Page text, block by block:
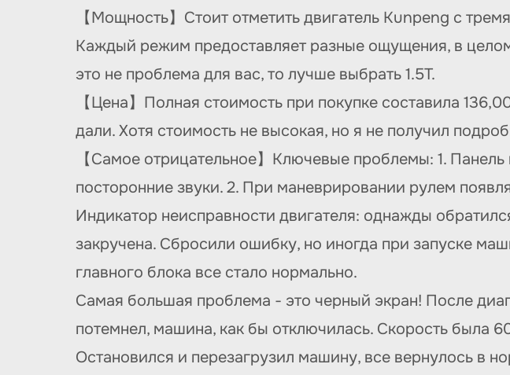
【Мощность】Стоит отметить двигатель Kunpeng с
Каждый режим предоставляет разные ощущения, в
это не проблема для вас, то лучше выбрать 1.5T.
【Цена】Полная стоимость при покупке составила
дали. Хотя стоимость не высокая, но я не получил
【Самое отрицательное】Ключевые проблемы: 1.
посторонние звуки. 2. При маневрировании рулем
Индикатор неисправности двигателя: однажды
закручена. Сбросили ошибку, но иногда при запуске
главного блока все стало нормально.
Самая большая проблема - это черный экран! После
потемнел, машина, как бы отключилась. Скорость была
Остановился и перезагрузил машину, все вернулось в